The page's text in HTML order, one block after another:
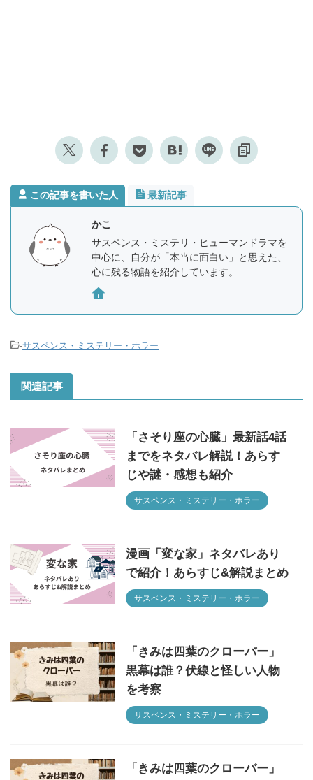
この記事を書いた人 最新記事
かこ
サスペンス・ミステリ・ヒューマンドラマを
中心に、自分が「本当に面白い」と思えた、
心に残る物語を紹介しています。
-サスペンス・ミステリー・ホラー
関連記事
「さそり座の心臓」最新話4話
までをネタバレ解説！あらす
じや謎・感想も紹介
サスペンス・ミステリー・ホラー
漫画「変な家」ネタバレあり
で紹介！あらすじ&解説まとめ
サスペンス・ミステリー・ホラー
「きみは四葉のクローバー」
黒幕は誰？伏線と怪しい人物
を考察
サスペンス・ミステリー・ホラー
「きみは四葉のクローバー」